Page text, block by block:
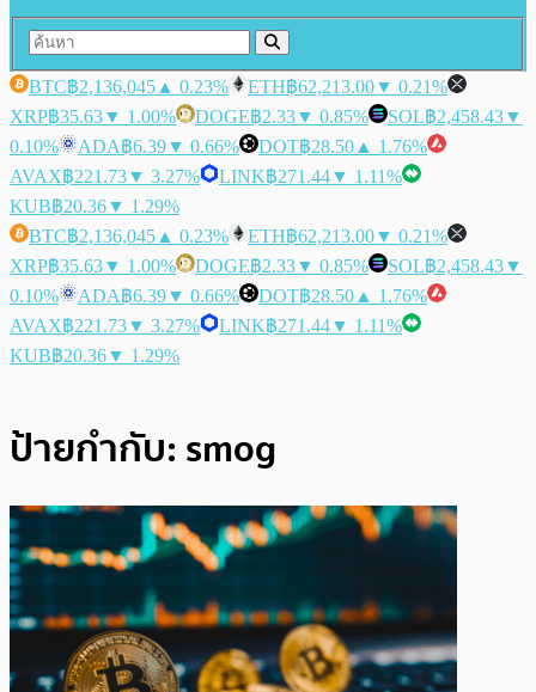
BTC฿2,136,045 ▲ 0.23% ETH฿62,213.00▼ 0.21%
XRP฿35.63▼ 1.00% DOGE฿2.33▼ 0.85% SOL฿2,458.43▼
0.10%
ADA฿6.39▼ 0.66% DOT฿28.50 ▲ 1.76%
AVAX฿221.73▼ 3.27% LINK฿271.44▼ 1.11%
KUB฿20.36▼ 1.29%
BTC฿2,136,045 ▲ 0.23% ETH฿62,213.00▼ 0.21%
XRP฿35.63▼ 1.00% DOGE฿2.33▼ 0.85% SOL฿2,458.43▼
0.10%
ADA฿6.39▼ 0.66% DOT฿28.50 ▲ 1.76%
AVAX฿221.73▼ 3.27% LINK฿271.44▼ 1.11%
KUB฿20.36▼ 1.29%
ป้ายกำกับ: smog